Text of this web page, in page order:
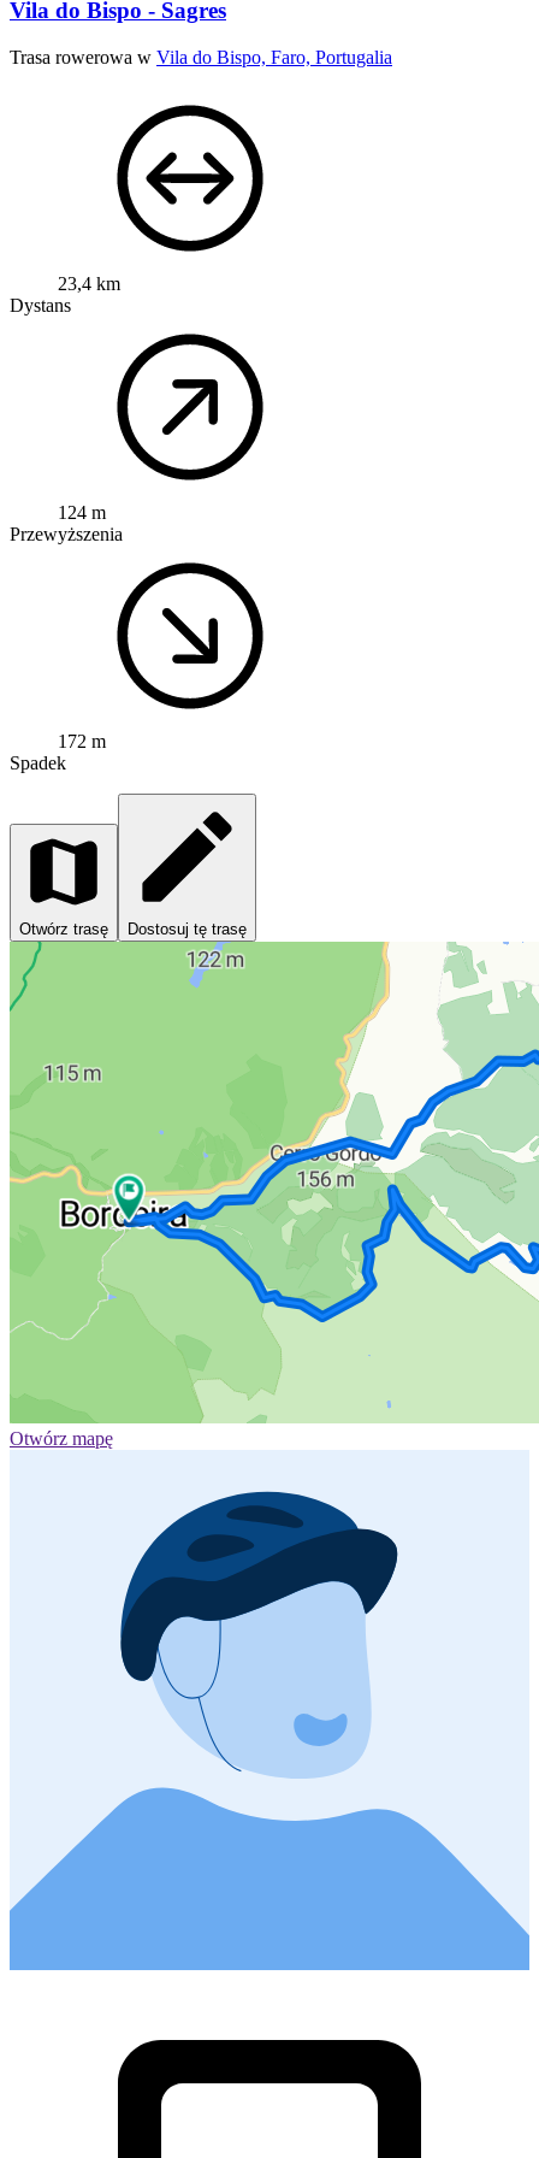
Vila do Bispo - Sagres
Trasa rowerowa w Vila do Bispo, Faro, Portugalia
23,4 km
Dystans
124 m
Przewyższenia
172 m
Spadek
Otwórz trasę Dostosuj tę trasę
Otwórz mapę